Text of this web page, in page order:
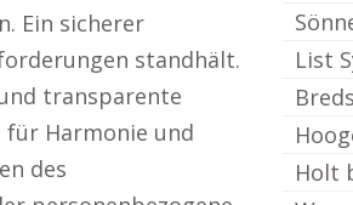
Ein sicherer
standhält.
transparente
für Harmonie und
des
List
Holt